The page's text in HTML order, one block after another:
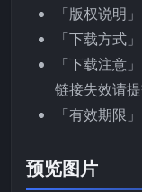
「版权说明
「下载方式
「下载注意
链接失效请
「有效期限
预览图片